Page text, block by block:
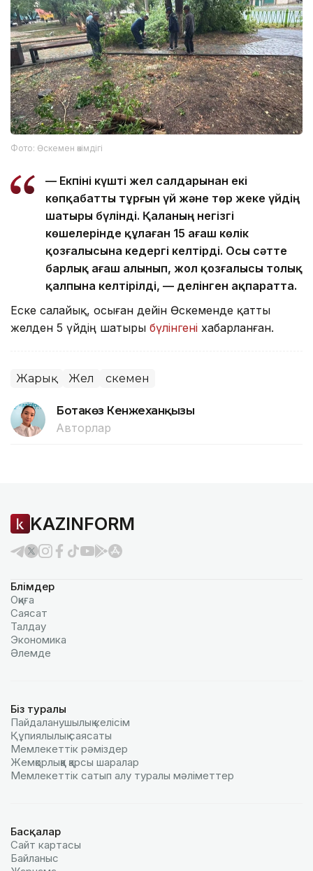
Фото: Өскемен әкімдігі
— Екпіні күшті жел салдарынан екі
көпқабатты тұрғын үй және төр жеке үйдің
шатыры бүлінді. Қаланың негізгі
көшелерінде құлаған 15 ағаш көлік
қозғалысына кедергі келтірді. Осы сәтте
барлық ағаш алынып, жол қозғалысы толық
қалпына келтірілді, — делінген ақпаратта.
Еске салайық, осыған дейін Өскеменде қатты
желден 5 үйдің шатыры бүлінгені хабарланған.
Жарық Жел Өскемен
Ботакөз Кенжеханқызы
Авторлар
KAZINFORM
Бөлімдер
Оқиға
Саясат
Талдау
Экономика
Әлемде
Біз туралы
Пайдаланушылық келiciм
Құпиялылық саясаты
Мемлекеттік рәміздер
Жемқорлыққа қарсы шаралар
Мемлекеттік сатып алу туралы мәлiметтер
Басқалар
Сайт картасы
Байланыс